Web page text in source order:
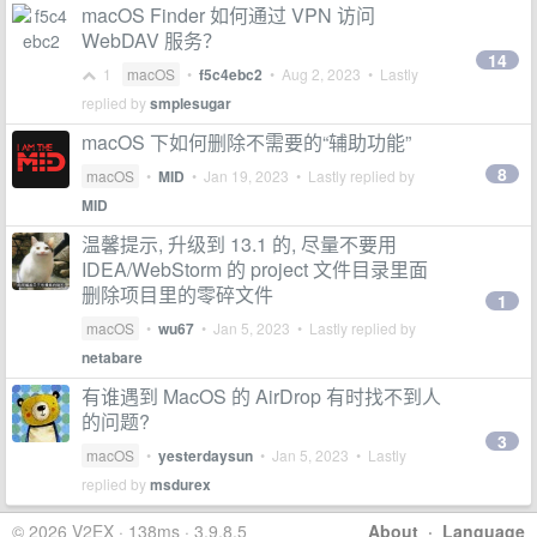
macOS Finder 如何通过 VPN 访问
WebDAV 服务？
1 macOS • f5c4ebc2 • Aug 2, 2023 • Lastly
replied bysmplesugar
14
macOS 下如何删除不需要的“辅助功能”
macOS • MID • Jan 19, 2023 • Lastly replied by
MID
8
温馨提示, 升级到 13.1 的, 尽量不要用
IDEA/WebStorm 的 project 文件目录里面
删除项目里的零碎文件
macOS • wu67 • Jan 5, 2023 • Lastly replied by
netabare
1
有谁遇到 MacOS 的 AirDrop 有时找不到人
的问题?
macOS • yesterdaysun • Jan 5, 2023 • Lastly
replied bymsdurex
3
About · Language
© 2026 V2EX · 138ms · 3.9.8.5